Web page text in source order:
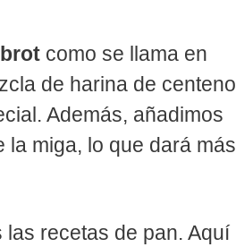
como se llama en
de harina de centeno
Además, añadimos
miga, lo que dará más
recetas de pan. Aquí